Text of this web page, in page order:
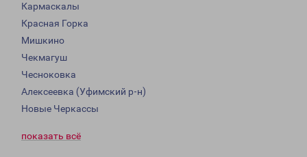
Кармаскалы
Красная Горка
Мишкино
Чекмагуш
Чесноковка
Алексеевка (Уфимский р-н)
Новые Черкассы
показать всё